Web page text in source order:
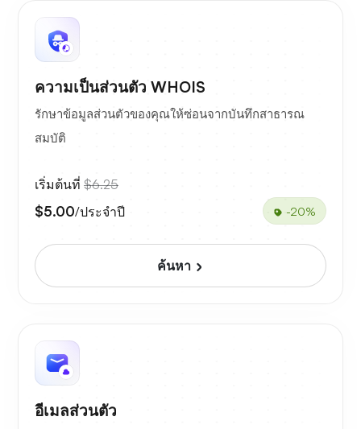
ความเป็นส่วนตัว WHOIS
รักษาข้อมูลส่วนตัวของคุณให้ซ่อนจากบันทึกสาธารณ
สมบัติ
เริ่มต้นที่ $6.25
$5.00/ประจำปี -20%
ค้นหา
อีเมลส่วนตัว